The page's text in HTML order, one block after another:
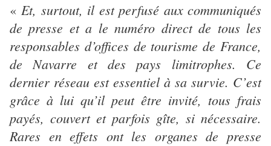
«Et, surtout, il est perfusé aux communiqués
de presse et a le numéro direct de tous les
responsables d’offices de tourisme de France,
de Navarre et des pays limitrophes. Ce
dernier réseau est essentiel à sa survie. C’est
grâce à lui qu’il peut être invité, tous frais
payés, couvert et parfois gîte, si nécessaire.
Rares en effets ont les organes de presse